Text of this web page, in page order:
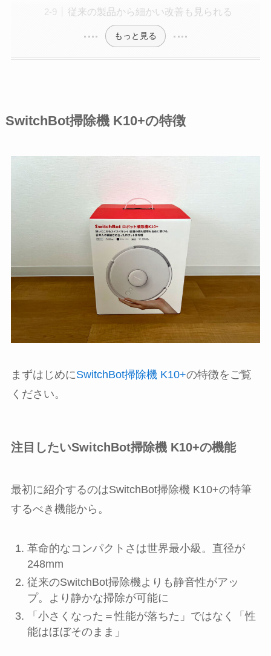
従来の製品から細かい改善も見られる
もっと見る
SwitchBot掃除機 K10+の特徴
まずはじめにSwitchBot掃除機 K10+の特徴をご覧
ください。
注目したいSwitchBot掃除機 K10+の機能
最初に紹介するのはSwitchBot掃除機 K10+の特筆
するべき機能から。
革命的なコンパクトさは世界最小級。直径が
248mm
従来のSwitchBot掃除機よりも静音性がアッ
プ。より静かな掃除が可能に
「小さくなった＝性能が落ちた」ではなく「性
能はほぼそのまま」